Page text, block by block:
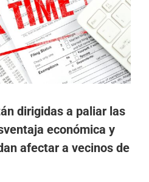
dirigidas a paliar las
económica y
afectar a vecinos de